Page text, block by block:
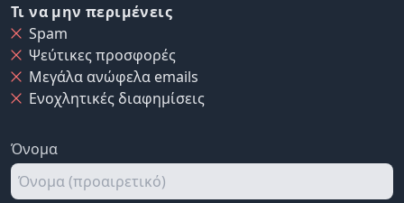
Τι να μην περιμένεις
Spam
Ψεύτικες προσφορές
Μεγάλα ανώφελα emails
Ενοχλητικές διαφημίσεις
Όνομα